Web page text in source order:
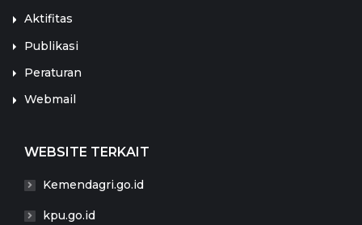
Aktifitas
Publikasi
Peraturan
Webmail
WEBSITE TERKAIT
Kemendagri.go.id
kpu.go.id